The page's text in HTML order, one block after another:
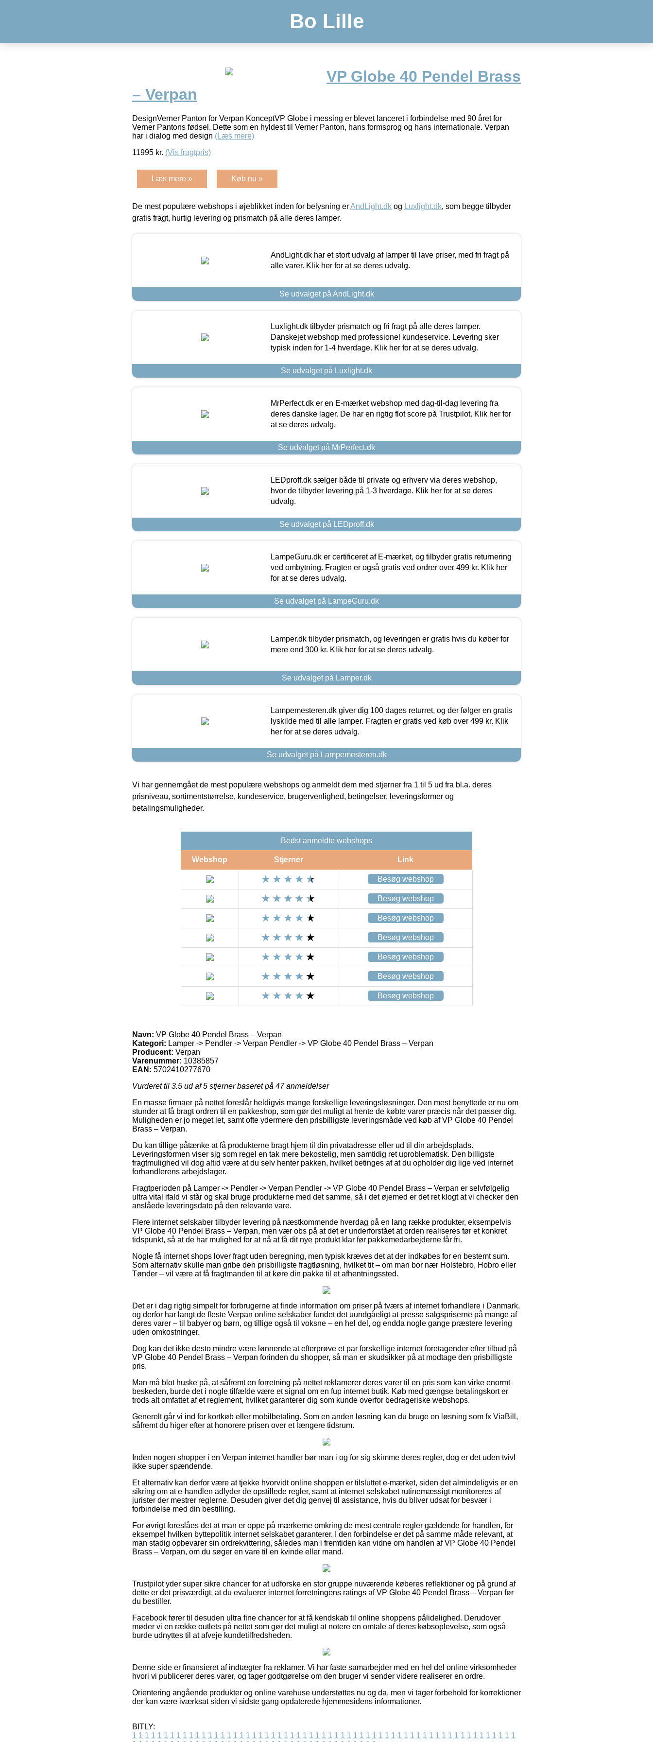
Bo Lille
VP Globe 40 Pendel Brass
– Verpan
DesignVerner Panton for Verpan KonceptVP Globe i messing er blevet lanceret i forbindelse med 90 året for
Verner Pantons fødsel. Dette som en hyldest til Verner Panton, hans formsprog og hans internationale. Verpan
har i dialog med design (Læs mere)
11995 kr. (Vis fragtpris)
Læs mere » Køb nu »
De mest populære webshops i øjeblikket inden for belysning erAndLight.dk og Luxlight.dk, som begge tilbyder
gratis fragt, hurtig levering og prismatch på alle deres lamper.
AndLight.dk har et stort udvalg af lamper til lave priser, med fri fragt på
alle varer. Klik her for at se deres udvalg.
Se udvalget på AndLight.dk
Luxlight.dk tilbyder prismatch og fri fragt på alle deres lamper.
Danskejet webshop med professionel kundeservice. Levering sker
typisk inden for 1-4 hverdage. Klik her for at se deres udvalg.
Se udvalget på Luxlight.dk
MrPerfect.dk er en E-mærket webshop med dag-til-dag levering fra
deres danske lager. De har en rigtig flot score på Trustpilot. Klik her for
at se deres udvalg.
Se udvalget på MrPerfect.dk
LEDproff.dk sælger både til private og erhverv via deres webshop,
hvor de tilbyder levering på 1-3 hverdage. Klik her for at se deres
udvalg.
Se udvalget på LEDproff.dk
LampeGuru.dk er certificeret af E-mærket, og tilbyder gratis returnering
ved ombytning. Fragten er også gratis ved ordrer over 499 kr. Klik her
for at se deres udvalg.
Se udvalget på LampeGuru.dk
Lamper.dk tilbyder prismatch, og leveringen er gratis hvis du køber for
mere end 300 kr. Klik her for at se deres udvalg.
Se udvalget på Lamper.dk
Lampemesteren.dk giver dig 100 dages returret, og der følger en gratis
lyskilde med til alle lamper. Fragten er gratis ved køb over 499 kr. Klik
her for at se deres udvalg.
Se udvalget på Lampemesteren.dk
Vi har gennemgået de mest populære webshops og anmeldt dem med stjerner fra 1 til 5 ud fra bl.a. deres
prisniveau, sortimentstørrelse, kundeservice, brugervenlighed, betingelser, leveringsformer og
betalingsmuligheder.
Bedst anmeldte webshops
Webshop Stjerner Link
Besøg webshop
Besøg webshop
Besøg webshop
Besøg webshop
Besøg webshop
Besøg webshop
Besøg webshop
Navn: VP Globe 40 Pendel Brass – Verpan
Kategori: Lamper -> Pendler -> Verpan Pendler -> VP Globe 40 Pendel Brass – Verpan
Producent: Verpan
Varenummer: 10385857
EAN: 5702410277670
Vurderet til 3.5 ud af 5 stjerner baseret på 47anmeldelser
En masse firmaer på nettet foreslår heldigvis mange forskellige leveringsløsninger. Den mest benyttede er nu om
stunder at få bragt ordren til en pakkeshop, som gør det muligt at hente de købte varer præcis når det passer dig.
Muligheden er jo meget let, samt ofte ydermere den prisbilligste leveringsmåde ved køb af VP Globe 40 Pendel
Brass – Verpan.
Du kan tillige påtænke at få produkterne bragt hjem til din privatadresse eller ud til din arbejdsplads.
Leveringsformen viser sig som regel en tak mere bekostelig, men samtidig ret uproblematisk. Den billigste
fragtmulighed vil dog altid være at du selv henter pakken, hvilket betinges af at du opholder dig lige ved internet
forhandlerens arbejdslager.
Fragtperioden på Lamper -> Pendler -> Verpan Pendler -> VP Globe 40 Pendel Brass – Verpan er selvfølgelig
ultra vital ifald vi står og skal bruge produkterne med det samme, så i det øjemed er det ret klogt at vi checker den
anslåede leveringsdato på den relevante vare.
Flere internet selskaber tilbyder levering på næstkommende hverdag på en lang række produkter, eksempelvis
VP Globe 40 Pendel Brass – Verpan, men vær obs på at det er underforstået at orden realiseres før et konkret
tidspunkt, så at de har mulighed for at nå at få dit nye produkt klar før pakkemedarbejderne får fri.
Nogle få internet shops lover fragt uden beregning, men typisk kræves det at der indkøbes for en bestemt sum.
Som alternativ skulle man gribe den prisbilligste fragtløsning, hvilket tit – om man bor nær Holstebro, Hobro eller
Tønder – vil være at få fragtmanden til at køre din pakke til et afhentningssted.
Det er i dag rigtig simpelt for forbrugerne at finde information om priser på tværs af internet forhandlere i Danmark,
og derfor har langt de fleste Verpan online selskaber fundet det uundgåeligt at presse salgspriserne på mange af
deres varer – til babyer og børn, og tillige også til voksne – en hel del, og endda nogle gange præstere levering
uden omkostninger.
Dog kan det ikke desto mindre være lønnende at efterprøve et par forskellige internet foretagender efter tilbud på
VP Globe 40 Pendel Brass – Verpan forinden du shopper, så man er skudsikker på at modtage den prisbilligste
pris.
Man må blot huske på, at såfremt en forretning på nettet reklamerer deres varer til en pris som kan virke enormt
beskeden, burde det i nogle tilfælde være et signal om en fup internet butik. Køb med gængse betalingskort er
trods alt omfattet af et reglement, hvilket garanterer dig som kunde overfor bedrageriske webshops.
Generelt går vi ind for kortkøb eller mobilbetaling. Som en anden løsning kan du bruge en løsning som fx ViaBill,
såfremt du higer efter at honorere prisen over et længere tidsrum.
Inden nogen shopper i en Verpan internet handler bør man i og for sig skimme deres regler, dog er det uden tvivl
ikke super spændende.
Et alternativ kan derfor være at tjekke hvorvidt online shoppen er tilsluttet e-mærket, siden det almindeligvis er en
sikring om at e-handlen adlyder de opstillede regler, samt at internet selskabet rutinemæssigt monitoreres af
jurister der mestrer reglerne. Desuden giver det dig genvej til assistance, hvis du bliver udsat for besvær i
forbindelse med din bestilling.
For øvrigt foreslåes det at man er oppe på mærkerne omkring de mest centrale regler gældende for handlen, for
eksempel hvilken byttepolitik internet selskabet garanterer. I den forbindelse er det på samme måde relevant, at
man stadig opbevarer sin ordrekvittering, således man i fremtiden kan vidne om handlen af VP Globe 40 Pendel
Brass – Verpan, om du søger en vare til en kvinde eller mand.
Trustpilot yder super sikre chancer for at udforske en stor gruppe nuværende køberes reflektioner og på grund af
dette er det prisværdigt, at du evaluerer internet forretningens ratings af VP Globe 40 Pendel Brass – Verpan før
du bestiller.
Facebook fører til desuden ultra fine chancer for at få kendskab til online shoppens pålidelighed. Derudover
møder vi en række outlets på nettet som gør det muligt at notere en omtale af deres købsoplevelse, som også
burde udnyttes til at afveje kundetilfredsheden.
Denne side er finansieret af indtægter fra reklamer. Vi har faste samarbejder med en hel del online virksomheder
hvori vi publicerer deres varer, og tager godtgørelse om den bruger vi sender videre realiserer en ordre.
Orientering angående produkter og online varehuse understøttes nu og da, men vi tager forbehold for korrektioner
der kan være iværksat siden vi sidste gang opdaterede hjemmesidens informationer.
BITLY:
1 1 1 1 1 1 1 1 1 1 1 1 1 1 1 1 1 1 1 1 1 1 1 1 1 1 1 1 1 1 1 1 1 1 1 1 1 1 1 1 1 1 1 1 1 1 1 1 1 1 1 1 1 1 1 1 1 1 1 1 1